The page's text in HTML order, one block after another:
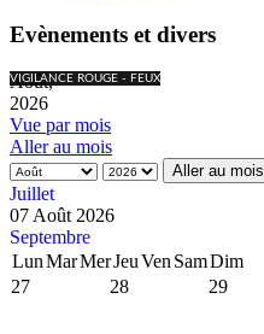
Evènements et divers
VIGILANCE ROUGE - FEUX
Août,
2026
Vue par mois
Aller au mois
Aller au mois
Juillet
07 Août 2026
Septembre
LunMarMerJeuVen SamDim
27
28 29